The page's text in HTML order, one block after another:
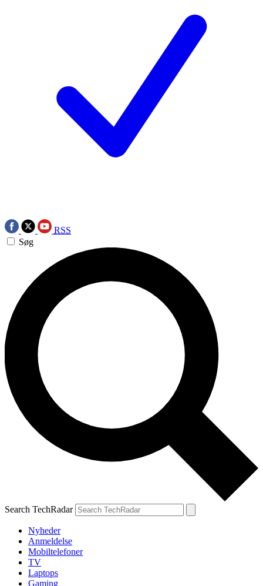
RSS
Søg
Search TechRadar
Nyheder
Anmeldelse
Mobiltelefoner
TV
Laptops
Gaming